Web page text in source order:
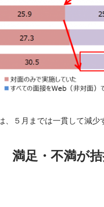
、５月までは一貫して減
満足・不満が